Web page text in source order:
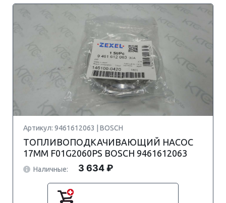
Артикул: 9461612063 | BOSCH
ТОПЛИВОПОДКАЧИВАЮЩИЙ НАСОС
17MM F01G2060PS BOSCH 9461612063
Наличные: 3 634 ₽